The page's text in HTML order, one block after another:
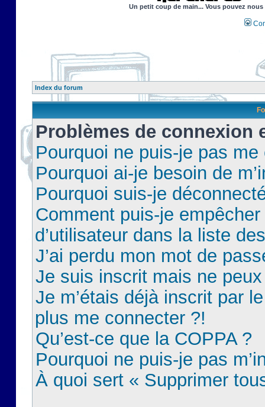
Un petit coup de main... Vous pouvez
Index du forum
Problèmes de connexion
Pourquoi ne puis-je pas
Pourquoi ai-je besoin de
Pourquoi suis-je
Comment puis-je
d’utilisateur dans la liste
J’ai perdu mon mot de
Je suis inscrit mais ne
Je m’étais déjà inscrit par
plus me connecter ?!
Qu’est-ce que la COPPA ?
Pourquoi ne puis-je pas
À quoi sert « Supprimer